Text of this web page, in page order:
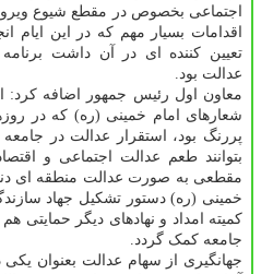
اجتماعی بخصوص در مقطع شیوع
اقدامات بسیار مهم که در این
تعیین کننده ای در آن داشت
عدالت بود.
معاون اول رئیس جمهور اضافه کرد:
شعارهای امام خمینی (ره) که در
پررنگ بود، استقرار عدالت در
بتوانند طعم عدالت اجتماعی و
مقطعی به صورت عدالت منطقه ای
خمینی (ره) دستور تشکیل جهاد
کمیته امداد و نهادهای دیگر
جامعه کمک گردد.
جهانگیری از سهام عدالت بعنوان یکی